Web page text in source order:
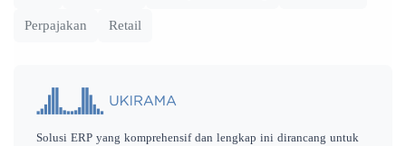
Perpajakan Retail
Solusi ERP yang komprehensif dan lengkap ini dirancang untuk